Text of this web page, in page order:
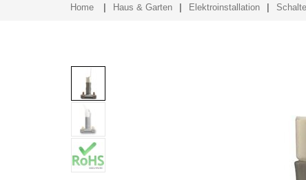
Home Haus & Garten Elektroinstallation